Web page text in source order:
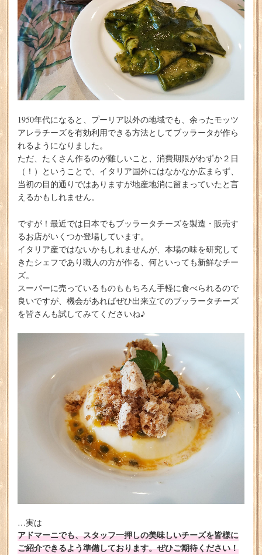
1950年代になると、プーリア以外の地域でも、余ったモッツ
アレラチーズを有効利用できる方法としてブッラータが作ら
れるようになりました。
ただ、たくさん作るのが難しいこと、消費期限がわずか２日
（！）ということで、イタリア国外にはなかなか広まらず、
当初の目的通りではありますが地産地消に留まっていたと言
えるかもしれません。
ですが！最近では日本でもブッラータチーズを製造・販売す
るお店がいくつか登場しています。
イタリア産ではないかもしれませんが、本場の味を研究して
きたシェフであり職人の方が作る、何といっても新鮮なチー
ズ。
スーパーに売っているものももちろん手軽に食べられるので
良いですが、機会があればぜひ出来立てのブッラータチーズ
を皆さんも試してみてくださいね♪
…実は
アドマーニでも、スタッフ一押しの美味しいチーズを皆様に
ご紹介できるよう準備しております。ぜひご期待ください！